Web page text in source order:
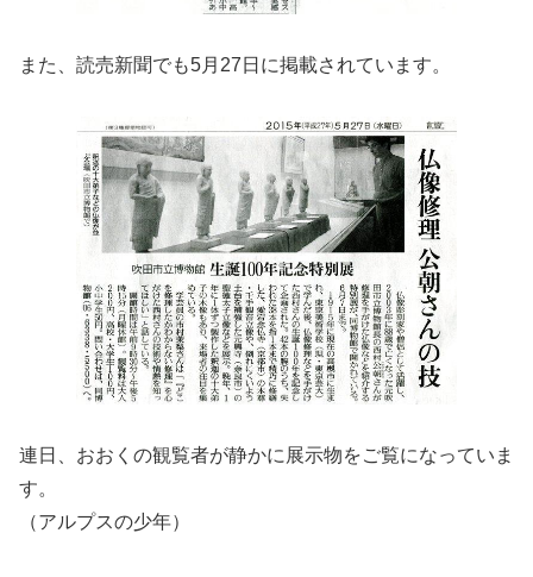
また、読売新聞でも5月27日に掲載されています。
連日、おおくの観覧者が静かに展示物をご覧になっていま
す。
（アルプスの少年）